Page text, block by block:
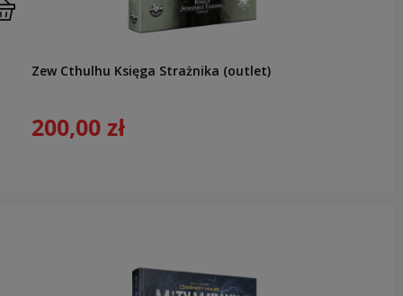
Zew Cthulhu Księga Strażnika (outlet)
200,00 zł